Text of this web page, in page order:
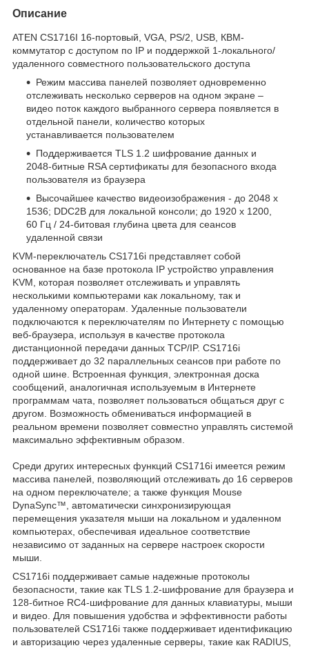
Описание
ATEN CS1716I 16-портовый, VGA, PS/2, USB, КВМ-
коммутатор с доступом по IP и поддержкой 1-локального/
удаленного совместного пользовательского доступа
Режим массива панелей позволяет одновременно
отслеживать несколько серверов на одном экране –
видео поток каждого выбранного сервера появляется в
отдельной панели, количество которых
устанавливается пользователем
Поддерживается TLS 1.2 шифрование данных и
2048-битные RSA сертификаты для безопасного входа
пользователя из браузера
Высочайшее качество видеоизображения - до 2048 x
1536; DDC2B для локальной консоли; до 1920 x 1200,
60 Гц / 24-битовая глубина цвета для сеансов
удаленной связи
KVM-переключатель CS1716i представляет собой
основанное на базе протокола IP устройство управления
KVM, которая позволяет отслеживать и управлять
несколькими компьютерами как локальному, так и
удаленному операторам. Удаленные пользователи
подключаются к переключателям по Интернету с помощью
веб-браузера, используя в качестве протокола
дистанционной передачи данных TCP/IP. CS1716i
поддерживает до 32 параллельных сеансов при работе по
одной шине. Встроенная функция, электронная доска
сообщений, аналогичная используемым в Интернете
программам чата, позволяет пользоваться общаться друг с
другом. Возможность обмениваться информацией в
реальном времени позволяет совместно управлять системой
максимально эффективным образом.
Среди других интересных функций CS1716i имеется режим
массива панелей, позволяющий отслеживать до 16 серверов
на одном переключателе; а также функция Mouse
DynaSync™, автоматически синхронизирующая
перемещения указателя мыши на локальном и удаленном
компьютерах, обеспечивая идеальное соответствие
независимо от заданных на сервере настроек скорости
мыши.
CS1716i поддерживает самые надежные протоколы
безопасности, такие как TLS 1.2-шифрование для браузера и
128-битное RC4-шифрование для данных клавиатуры, мыши
и видео. Для повышения удобства и эффективности работы
пользователей CS1716i также поддерживает идентификацию
и авторизацию через удаленные серверы, такие как RADIUS,